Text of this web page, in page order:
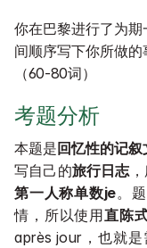
你在巴黎进行了为
间顺序写下你所做的
（60-80词）
考题分析
本题是 回忆性的记叙
写自己的旅行日志
第一人称单数je。
情，所以使用直陈
après jour，也就是